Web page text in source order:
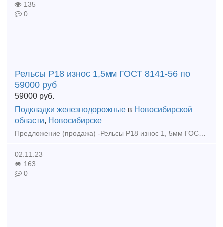
135
0
Рельсы Р18 износ 1,5мм ГОСТ 8141-56 по
59000 руб
59000 руб.
Подкладки железнодорожные в Новосибирской
области, Новосибирске
02.11.23
163
0